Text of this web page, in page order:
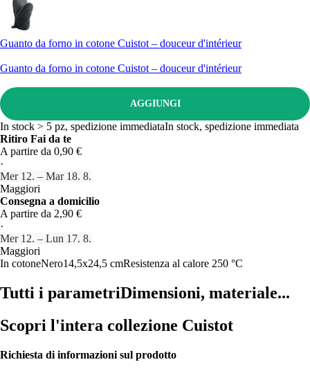
Guanto da forno in cotone Cuistot – douceur d'intérieur
Guanto da forno in cotone Cuistot – douceur d'intérieur
AGGIUNGI
In stock > 5 pz, spedizione immediataIn stock, spedizione immediata
Ritiro Fai da te
A partire da 0,90 €
·
Mer 12. – Mar 18. 8.
Maggiori
Consegna a domicilio
A partire da 2,90 €
·
Mer 12. – Lun 17. 8.
Maggiori
In cotoneNero14,5x24,5 cmResistenza al calore 250 °C
Tutti i parametriDimensioni, materiale...
Scopri l'intera collezione Cuistot
Richiesta di informazioni sul prodotto